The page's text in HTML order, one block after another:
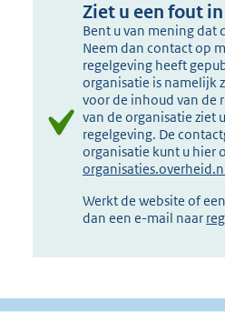
Ziet u een fout
Bent u van mening dat
Neem dan contact op
regelgeving heeft
organisatie is namelijk
voor de inhoud van de
van de organisatie ziet
regelgeving. De
organisatie kunt u hier
Werkt de website of
dan een e-mail naar